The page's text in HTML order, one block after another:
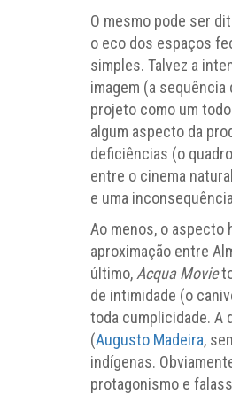
O mesmo pode ser
o eco dos espaços
simples. Talvez a
imagem (a
projeto como um
algum aspecto da
deficiências (o
entre o cinema
e uma
Ao menos, o aspecto
aproximação entre
último, Acqua Movie
de intimidade (o
toda cumplicidade. A
(Augusto Madeira,
indígenas.
protagonismo e